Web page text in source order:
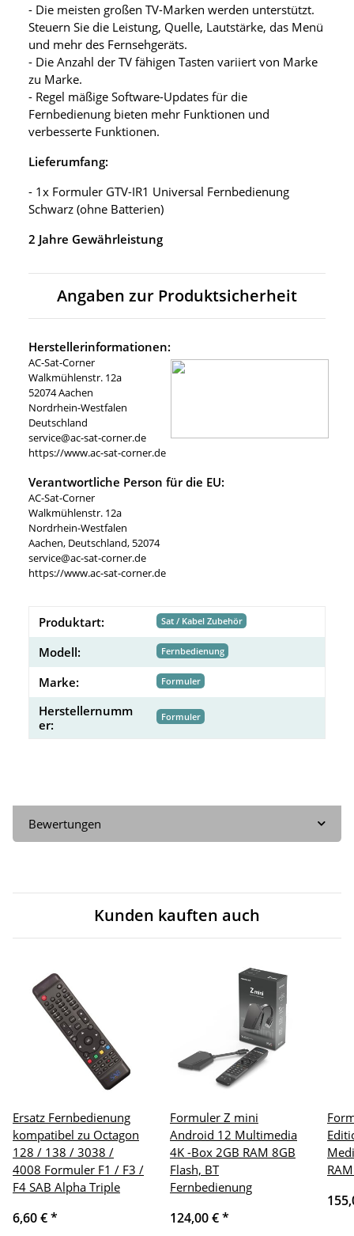
- Die meisten großen TV-Marken werden unterstützt.
Steuern Sie die Leistung, Quelle, Lautstärke, das Menü
und mehr des Fernsehgeräts.
- Die Anzahl der TV fähigen Tasten variiert von Marke
zu Marke.
- Regel mäßige Software-Updates für die
Fernbedienung bieten mehr Funktionen und
verbesserte Funktionen.
Lieferumfang:
- 1x Formuler GTV-IR1 Universal Fernbedienung
Schwarz (ohne Batterien)
2 Jahre Gewährleistung
Angaben zur Produktsicherheit
Herstellerinformationen:
AC-Sat-Corner
Walkmühlenstr. 12a
52074 Aachen
Nordrhein-Westfalen
Deutschland
service@ac-sat-corner.de
https://www.ac-sat-corner.de
Verantwortliche Person für die EU:
AC-Sat-Corner
Walkmühlenstr. 12a
Nordrhein-Westfalen
Aachen, Deutschland, 52074
service@ac-sat-corner.de
https://www.ac-sat-corner.de
Produktart: Sat / Kabel Zubehör
Modell: Fernbedienung
Marke: Formuler
Herstellernumm
er:
Formuler
Bewertungen
Kunden kauften auch
Ersatz Fernbedienung
kompatibel zu Octagon
128 / 138 / 3038 /
4008 Formuler F1 / F3 /
F4 SAB Alpha Triple
6,60 €*
Formuler Z mini
Android 12 Multimedia
4K -Box 2GB RAM 8GB
Flash, BT
Fernbedienung
124,00 €*